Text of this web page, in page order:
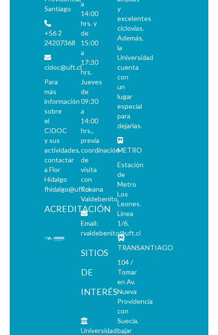
Santiago
+56 2
24207368
cidoc@uft.cl
Para
más
información
sobre
el
CIDOC
y sus
actividades,
contactar
a Flor
Hidalgo
fhidalgo@uft.cl
ACREDITACIÓN
a
14:00
hrs. y
de
15:00
a
17:30
hrs.
Jueves
de
09:30
a
14:00
hrs.,
previa
coordinación
de
visita
con
Roxana
Valdebenito.
Email:
rvaldebenito@uft.cl
SITIOS
DE
INTERÉS
Universidad
y
excelentes
ciclovías.
Además,
la
Universidad
cuenta
con
un
lugar
especial
para
dejarlas.
METRO
Estación
de
Metro
Los
Leones.
Línea
1/6.
TRANSANTIAGO
104 /
Tomar
en Av.
Nueva
Providencia
con
Suecia,
bajar